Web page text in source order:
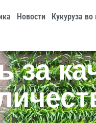
Новости Кукуруза
за